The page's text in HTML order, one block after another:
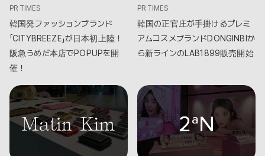
PR TIMES
韓国発ファッションブランド
「CITYBREEZE」が日本初上陸！
阪急うめだ本店でPOPUPを開
催！
PR TIMES
韓国の正官庄が手掛けるプレミ
アムコスメブランドDONGINBIか
ら新ラインのLAB1899販売開始